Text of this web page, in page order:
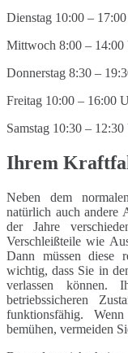
Dienstag 10:00 –
Mittwoch 8:00 – 14:00
Donnerstag 8:30 –
Freitag 10:00 – 16:00
Samstag 10:30 –
Ihrem
Neben dem
natürlich auch andere
der Jahre
Verschleißteile wie
Dann müssen diese
wichtig, dass Sie in
verlassen
betriebssicheren
funktionsfähig.
bemühen, vermeiden